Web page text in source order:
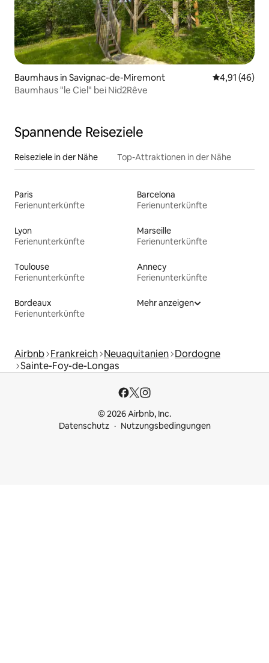
Baumhaus in Savignac-de-Miremont
4,91 (46)
Baumhaus "le Ciel" bei Nid2Rêve
Spannende Reiseziele
Reiseziele in der Nähe Top-Attraktionen in der Nähe
Paris
Ferienunterkünfte
Barcelona
Ferienunterkünfte
Lyon
Ferienunterkünfte
Marseille
Ferienunterkünfte
Toulouse
Ferienunterkünfte
Annecy
Ferienunterkünfte
Bordeaux
Ferienunterkünfte
Mehr anzeigen
Airbnb Frankreich Neuaquitanien Dordogne
Sainte-Foy-de-Longas
© 2026 Airbnb, Inc.
Datenschutz
Nutzungsbedingungen